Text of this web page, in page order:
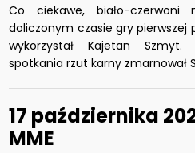
Co ciekawe, biało-
doliczonym czasie gry pierwszej
wykorzystał Kajetan
spotkania rzut karny zmarnował
17 października
MME